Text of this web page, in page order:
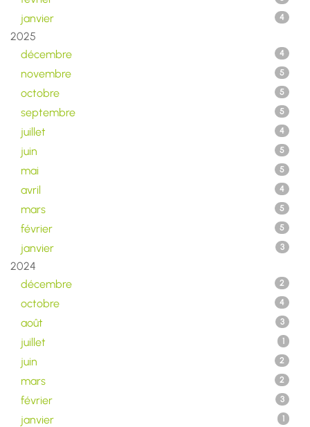
janvier 4
2025
décembre
4
novembre 5
octobre 5
septembre 5
juillet 4
juin 5
mai 5
avril 4
mars 5
février 5
janvier 3
2024
décembre
2
octobre 4
août 3
juillet 1
juin 2
mars 2
février 3
janvier 1